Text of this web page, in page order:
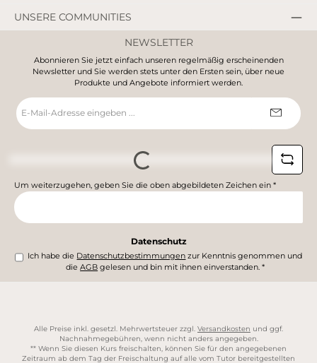
UNSERE COMMUNITIES
NEWSLETTER
Abonnieren Sie jetzt einfach unseren regelmäßig erscheinenden
Newsletter und Sie werden stets unter den Ersten sein, über neue
Produkte und Angebote informiert werden.
E-
Mail-
Adresse
Loading...
Um weiterzugehen, geben Sie die oben abgebildeten Zeichen ein *
Datenschutz
Ich habe die Datenschutzbestimmungen zur Kenntnis genommen und
dieAGB gelesen und bin mit ihnen einverstanden.*
Alle Preise inkl. gesetzl. Mehrwertsteuer zzgl. Versandkosten und ggf.
Nachnahmegebühren, wenn nicht anders angegeben.
** Wenn Sie diesen Kurs freischalten, können Sie für den angegebenen
Zeitraum ab dem Tag der Freischaltung auf alle vom Tutor bereitgestellten